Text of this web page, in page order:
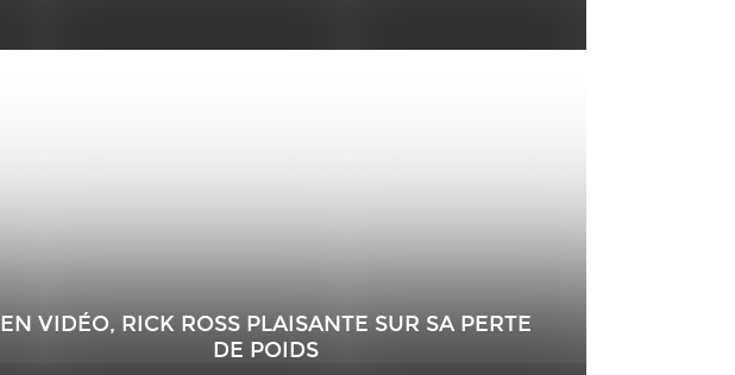
EN VIDÉO, RICK ROSS PLAISANTE SUR SA PERTE
DE POIDS